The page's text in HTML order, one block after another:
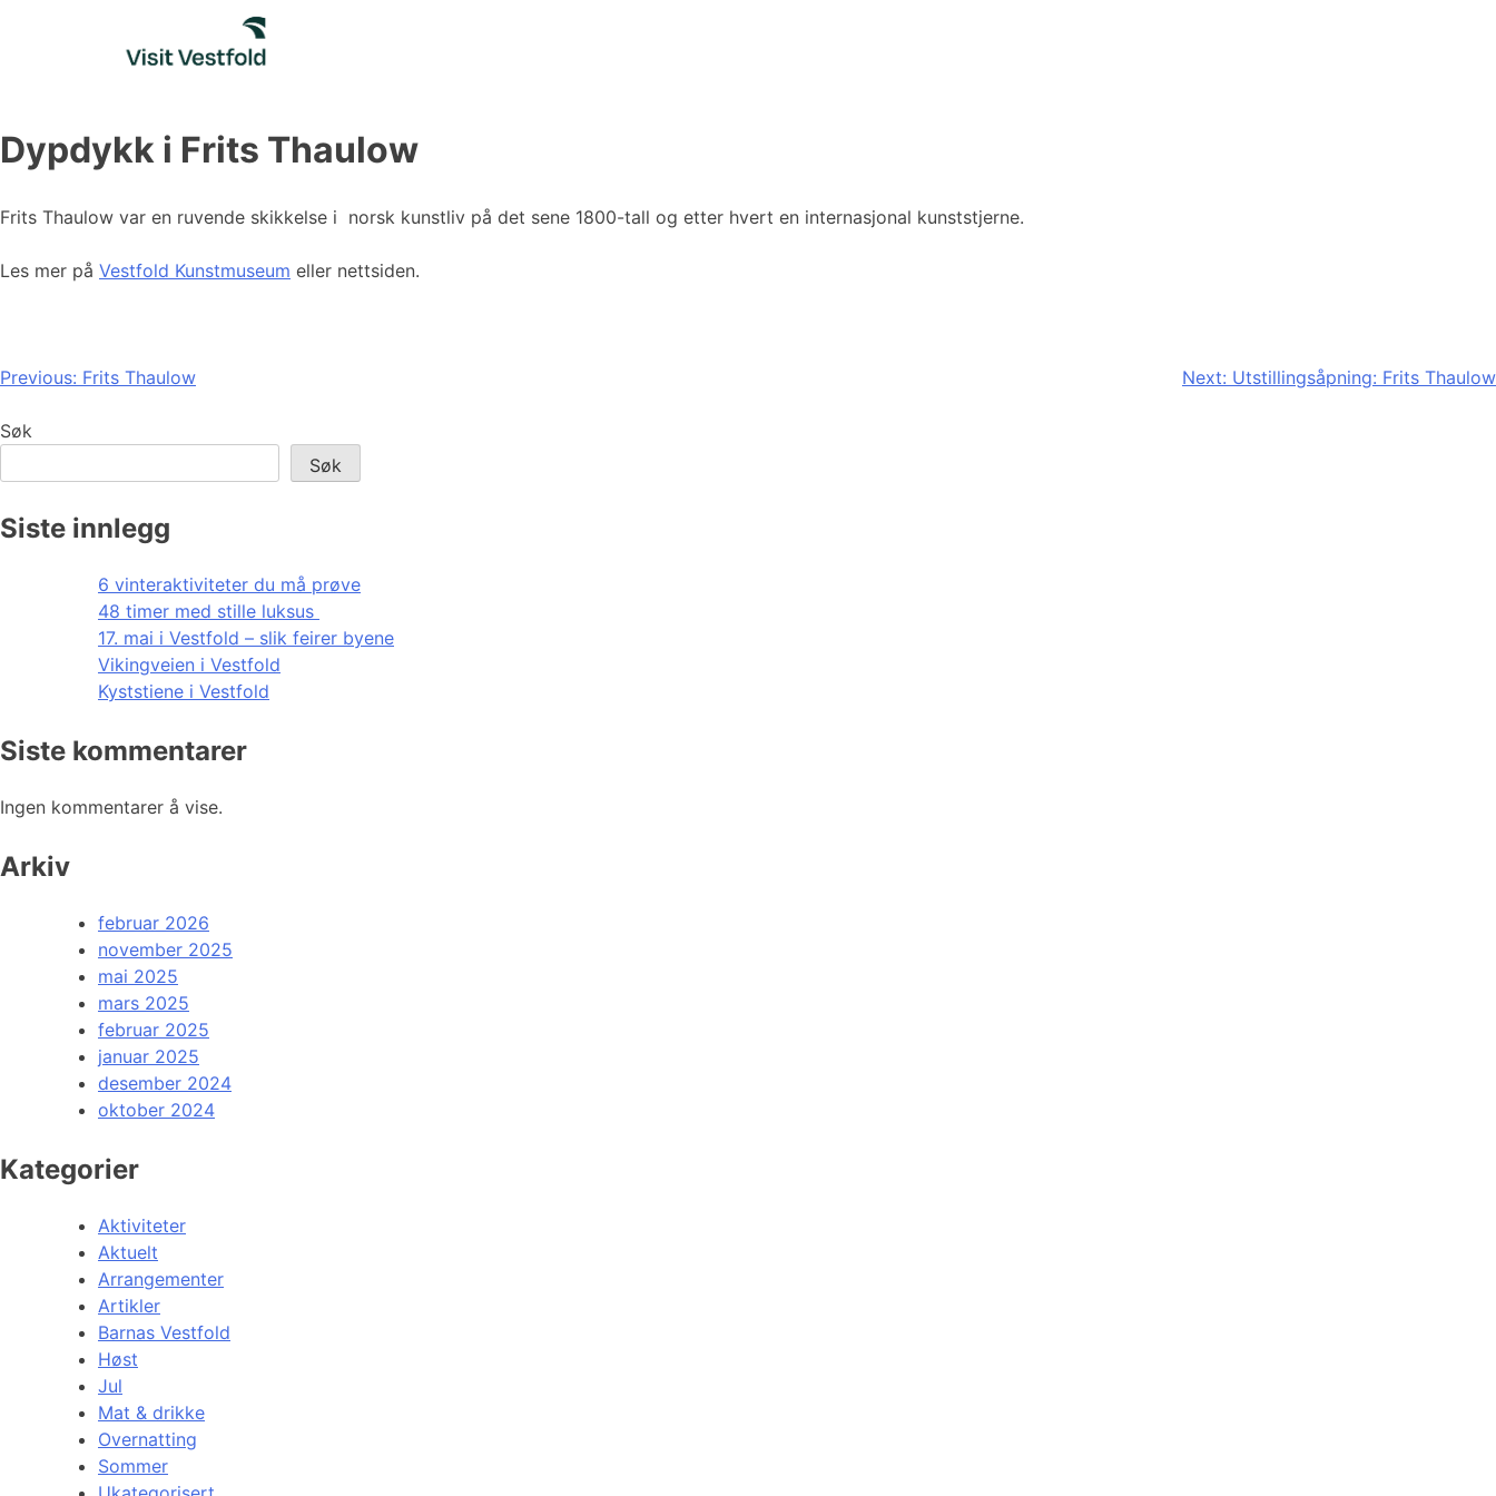
Dypdykk i Frits Thaulow
Frits Thaulow var en ruvende skikkelse i norsk kunstliv på det sene 1800-tall og etter hvert en internasjonal kunststjerne.
Les mer på Vestfold Kunstmuseum eller nettsiden.
Innleggsnavigasjon
Previous: Frits Thaulow Next: Utstillingsåpning: Frits Thaulow
Søk
Søk
Siste innlegg
6 vinteraktiviteter du må prøve
48 timer med stille luksus
17. mai i Vestfold – slik feirer byene
Vikingveien i Vestfold
Kyststiene i Vestfold
Siste kommentarer
Ingen kommentarer å vise.
Arkiv
februar 2026
november 2025
mai 2025
mars 2025
februar 2025
januar 2025
desember 2024
oktober 2024
Kategorier
Aktiviteter
Aktuelt
Arrangementer
Artikler
Barnas Vestfold
Høst
Jul
Mat & drikke
Overnatting
Sommer